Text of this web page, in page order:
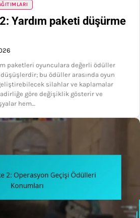
Yardım paketi düşürme
paketleri oyunculara değerli ödüller
bu ödüller arasında oyun
silahlar ve kaplamalar
göre değişiklik gösterir ve
hem…